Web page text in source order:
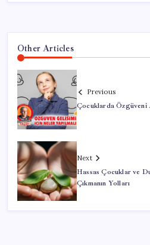
Other Articles
Previous
Çocuklarda Özgüveni
Next
Hassas Çocuklar ve
Çıkmanın Yolları